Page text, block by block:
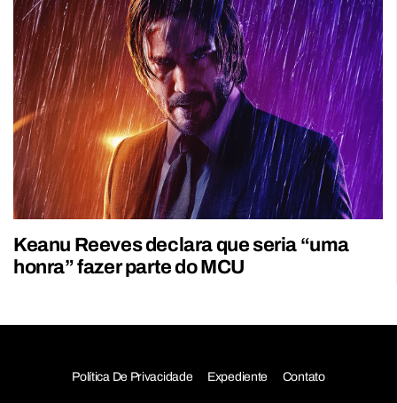
Keanu Reeves declara que seria “uma
honra” fazer parte do MCU
Política De Privacidade Expediente Contato